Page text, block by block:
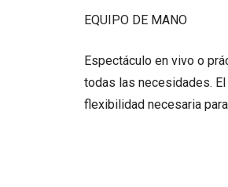
EQUIPO DE MANO
Espectáculo en vivo o
todas las necesidades.
flexibilidad necesaria